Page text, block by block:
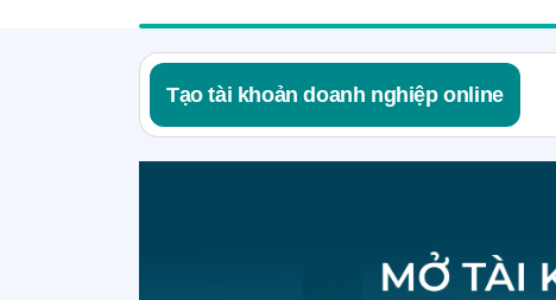
Tạo tài khoản doanh nghiệp online